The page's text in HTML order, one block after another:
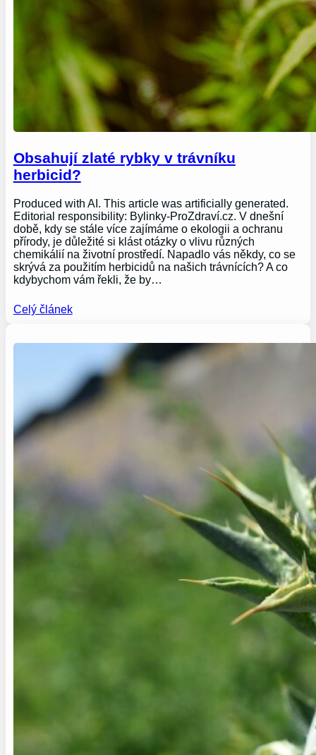
Obsahují zlaté rybky v trávníku
herbicid?
Produced with AI. This article was artificially generated.
Editorial responsibility: Bylinky-ProZdraví.cz. V dnešní
době, kdy se stále více zajímáme o ekologii a ochranu
přírody, je důležité si klást otázky o vlivu různých
chemikálií na životní prostředí. Napadlo vás někdy, co se
skrývá za použitím herbicidů na našich trávnících? A co
kdybychom vám řekli, že by…
Celý článek